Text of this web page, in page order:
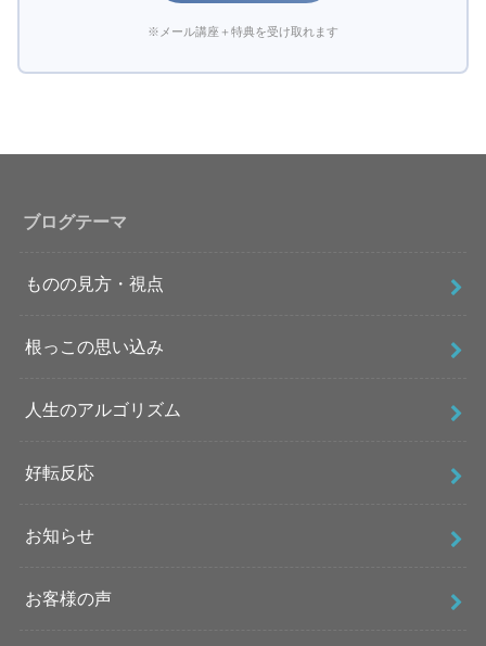
※メール講座＋特典を受け取れます
ブログテーマ
ものの見方・視点
根っこの思い込み
人生のアルゴリズム
好転反応
お知らせ
お客様の声